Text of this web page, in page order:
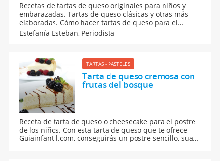
Recetas de tartas de queso originales para niños y
embarazadas. Tartas de queso clásicas y otras más
elaboradas. Cómo hacer tartas de queso para el
postre o la merienda.
Estefanía Esteban, Periodista
TARTAS - PASTELES
Tarta de queso cremosa con
frutas del bosque
Receta de tarta de queso o cheesecake para el postre
de los niños. Con esta tarta de queso que te ofrece
Guiainfantil.com, conseguirás un postre sencillo, suave